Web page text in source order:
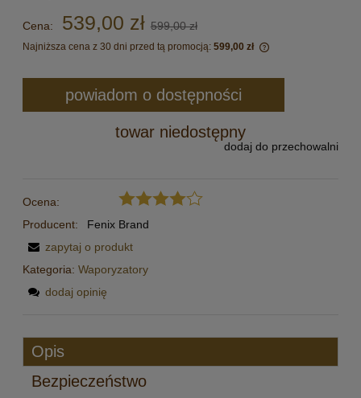
Cena: 539,00 zł 599,00 zł
Najniższa cena z 30 dni przed tą promocją: 599,00 zł
30 dni,
sprzedaży.
powiadom o dostępności
towar niedostępny
dodaj do przechowalni
Ocena:
Producent:
Fenix Brand
zapytaj o produkt
Kategoria: Waporyzatory
dodaj opinię
Opis
Bezpieczeństwo